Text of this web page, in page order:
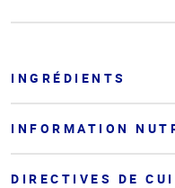
INGRÉDIENTS
INFORMATION
DIRECTIVES DE